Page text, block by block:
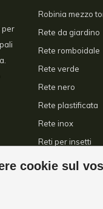
cookie sul
per
Robinia mezzo
Rete da giardino
Rete romboidale
Rete verde
Rete nero
Rete plastificata
Rete inox
Reti per insetti
Serre